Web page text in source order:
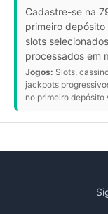
Cadastre-se na
primeiro
slots
processados em
Jogos: Slots,
jackpots
no primeiro depósito